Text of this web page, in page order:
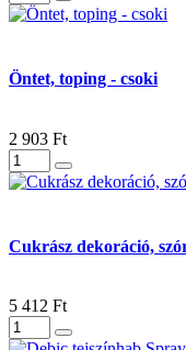
Öntet, toping - csoki
2 903 Ft
Cukrász dekoráció,
5 412 Ft